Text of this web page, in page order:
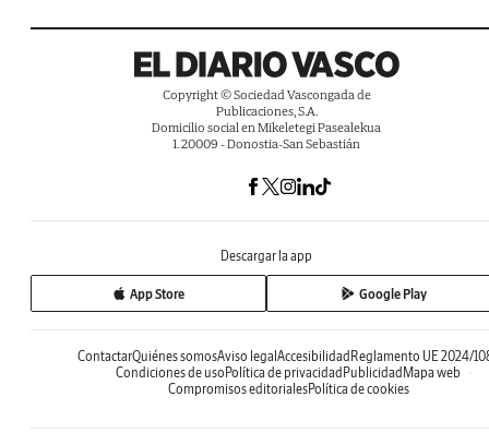
Copyright © Sociedad Vascongada de
Publicaciones, S.A.
Domicilio social en Mikeletegi Pasealekua
1. 20009 - Donostia-San Sebastián
Descargar la app
App Store Google Play
ContactarQuiénes somosAviso legal Accesibilidad Reglamento UE 2024/
Condiciones de uso Política de privacidad Publicidad Mapa web
Compromisos editorialesPolítica de cookies